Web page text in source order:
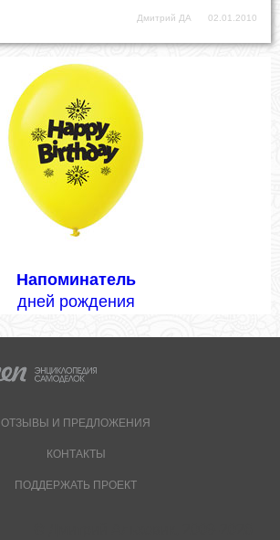
Дмитрий ДА 02.01.2010
Напоминатель
дней рождения
ОТЗЫВЫ И ПРЕДЛОЖЕНИЯ
КОНТАКТЫ
ПОДДЕРЖАТЬ ПРОЕКТ